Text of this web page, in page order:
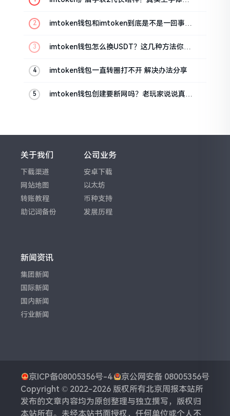
imtoken钱包和imtoken到底是不是一回事？
imtoken钱包怎么换USDT？这几种方法你得
imtoken钱包一直转圈打不开 解决办法分享
imtoken钱包创建要断网吗？老玩家说说真实
关于我们
下载渠道
网站地图
转账教程
助记词备份
公司业务
安卓下载
以太坊
币种支持
发展历程
新闻资讯
集团新闻
国际新闻
国内新闻
行业新闻
京ICP备08005356号-4
京公网安备 08005356号
Copyright © 2022-2026 版权所有北京周报本站所
发布的文章内容均为原创整理与独立撰写，版权归
本站所有。未经本站书面授权，任何单位或个人不